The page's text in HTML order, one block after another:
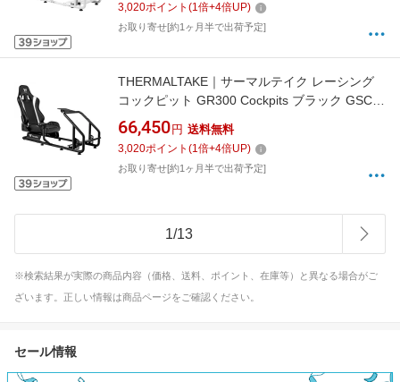
3,020ポイント (1倍+4倍UP)
お取り寄せ[約1ヶ月半で出荷予定]
THERMALTAKE｜サーマルテイク レーシング
コックピット GR300 Cockpits ブラック GSC-
R30-CPASBB-01
66,450 円 送料無料
3,020ポイント (1倍+4倍UP)
お取り寄せ[約1ヶ月半で出荷予定]
1/13
※検索結果が実際の商品内容（価格、送料、ポイント、在庫等）と異なる場合がご
ざいます。正しい情報は商品ページをご確認ください。
セール情報